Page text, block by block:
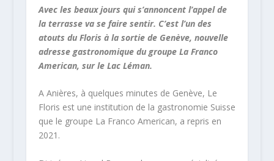
Avec les beaux jours qui s’annoncent l’appel de
la terrasse va se faire sentir. C’est l’un des
atouts du Floris à la sortie de Genève, nouvelle
adresse gastronomique du groupe La Franco
American, sur le Lac Léman.
A Anières, à quelques minutes de Genève, Le
Floris est une institution de la gastronomie Suisse
que le groupe La Franco American, a repris en
2021.